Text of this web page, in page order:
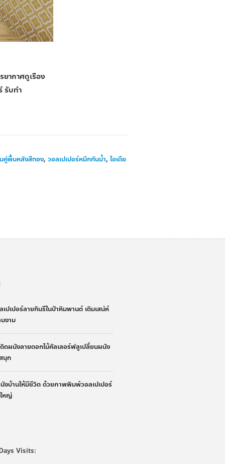
ากาศดูเรือง
รับทํา
คู่พื้นหลังสีทอง, วอลเปเปอร์หมึกกันน้ำ,ไอเดีย
ปเปอร์ลายกินรีในป่าหิมพานต์ เติมเสน่ห์
นงาม
ดผนังลายดอกไม้คัลเลอร์ฟลูเปลี่ยนผนัง
นุก
งบ้านให้มีชีวิต ด้วยภาพพิมพ์วอลเปเปอร์
หญ่
Visits: